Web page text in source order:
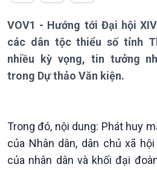
VOV1 - Hướng tới Đại hội
các dân tộc thiểu số tỉnh
nhiều kỳ vọng, tin tưởng
trong Dự thảo Văn kiện.
Trong đó, nội dung: Phát huy
của Nhân dân, dân chủ xã
của nhân dân và khối đại